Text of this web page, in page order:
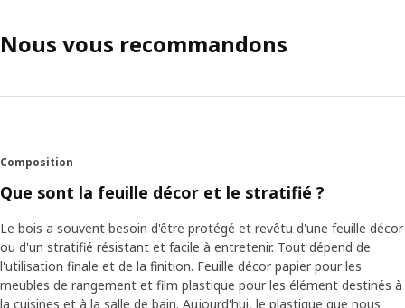
Nous vous recommandons
Composition
Que sont la feuille décor et le stratifié ?
Le bois a souvent besoin d'être protégé et revêtu d'une feuille décor
ou d'un stratifié résistant et facile à entretenir. Tout dépend de
l'utilisation finale et de la finition. Feuille décor papier pour les
meubles de rangement et film plastique pour les élément destinés à
la cuisines et à la salle de bain. Aujourd'hui, le plastique que nous